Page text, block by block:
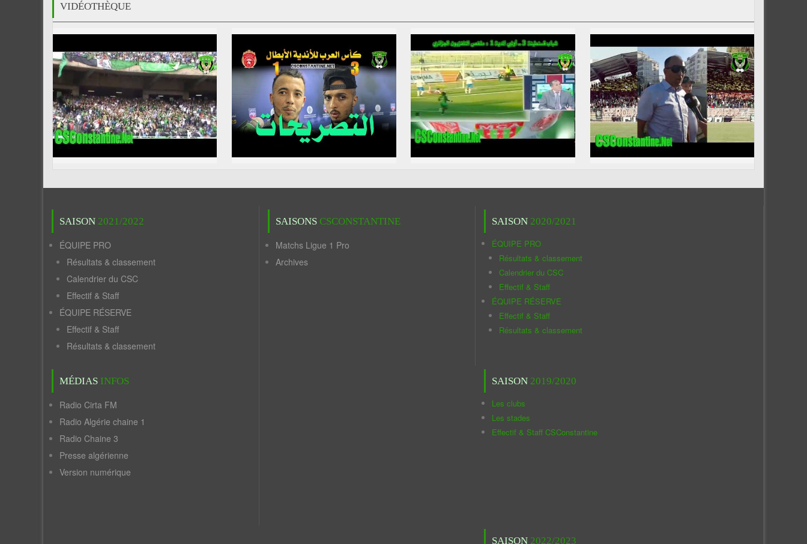
VIDÉOTHÈQUE
SAISON 2021/2022
ÉQUIPE PRO
Résultats & classement
Calendrier du CSC
Effectif & Staff
ÉQUIPE RÉSERVE
Effectif & Staff
Résultats & classement
MÉDIAS INFOS
Radio Cirta FM
Radio Algérie chaine 1
Radio Chaine 3
Presse algérienne
Version numérique
SAISONS CSCONSTANTINE
Matchs Ligue 1 Pro
Archives
SAISON 2020/2021
ÉQUIPE PRO
Résultats & classement
Calendrier du CSC
Effectif & Staff
ÉQUIPE RÉSERVE
Effectif & Staff
Résultats & classement
SAISON 2019/2020
Les clubs
Les stades
Effectif & Staff CSConstantine
SAISON 2022/2023